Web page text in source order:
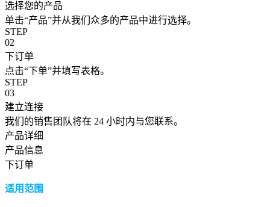
选择您的产品
单击“产品”并从我们众多的产品中进行选择。
STEP
02
下订单
点击“下单”并填写表格。
STEP
03
建立连接
我们的销售团队将在 24 小时内与您联系。
产品详细
产品信息
下订单
适用范围